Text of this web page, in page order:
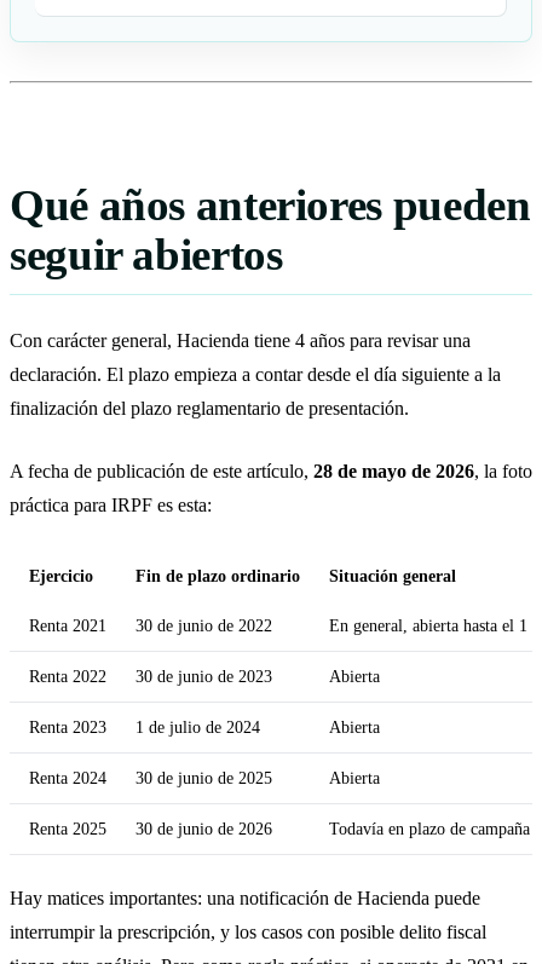
Qué años anteriores pueden
seguir abiertos
Con carácter general, Hacienda tiene 4 años para revisar una
declaración. El plazo empieza a contar desde el día siguiente a la
finalización del plazo reglamentario de presentación.
A fecha de publicación de este artículo, 28 de mayo de 2026, la foto
práctica para IRPF es esta:
Ejercicio Fin de plazo ordinario Situación general
Renta 2021 30 de junio de 2022 En general, abierta hasta el 1
Renta 2022 30 de junio de 2023 Abierta
Renta 2023 1 de julio de 2024 Abierta
Renta 2024 30 de junio de 2025 Abierta
Renta 2025 30 de junio de 2026 Todavía en plazo de campaña
Hay matices importantes: una notificación de Hacienda puede
interrumpir la prescripción, y los casos con posible delito fiscal